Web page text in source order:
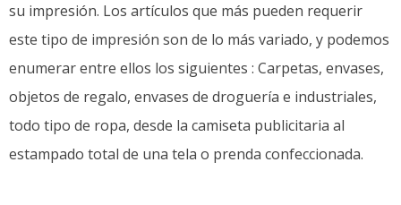
su impresión. Los artículos que más pueden requerir
este tipo de impresión son de lo más variado, y podemos
enumerar entre ellos los siguientes : Carpetas, envases,
objetos de regalo, envases de droguería e industriales,
todo tipo de ropa, desde la camiseta publicitaria al
estampado total de una tela o prenda confeccionada.